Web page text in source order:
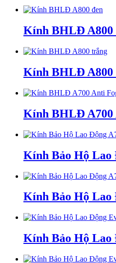
Kính BHLĐ A800
Kính BHLĐ A800
Kính BHLĐ A700
Kính Bảo Hộ Lao
Kính Bảo Hộ Lao
Kính Bảo Hộ Lao